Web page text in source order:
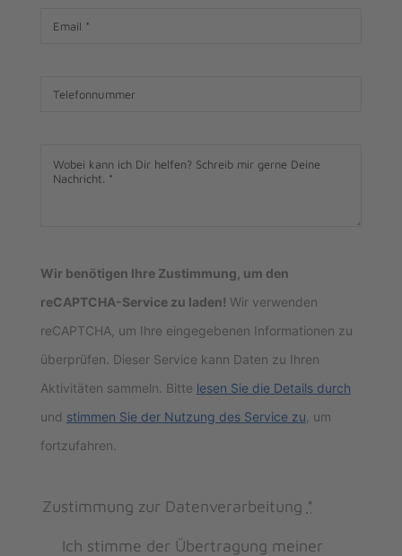
Wir benötigen Ihre Zustimmung, um den
reCAPTCHA-Service zu laden! Wir verwenden
reCAPTCHA, um Ihre eingegebenen Informationen zu
überprüfen. Dieser Service kann Daten zu Ihren
Aktivitäten sammeln. Bitte lesen Sie die Details durch
und stimmen Sie der Nutzung des Service zu , um
fortzufahren.
Zustimmung zur Datenverarbeitung *
Ich stimme der Übertragung meiner